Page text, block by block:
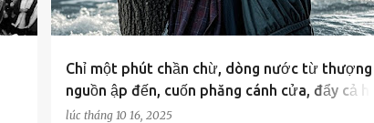
Chỉ một phút chần chừ, dòng nước từ thượng
nguồn ập đến, cuốn phăng cánh cửa, đẩy cả hai
người ra sân. “Anh Ơi, Nước Chảy Xiết Quá…”
lúc tháng 10 16, 2025